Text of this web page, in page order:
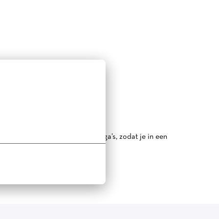
ingewerkt door ervaren collega’s, zodat je in een